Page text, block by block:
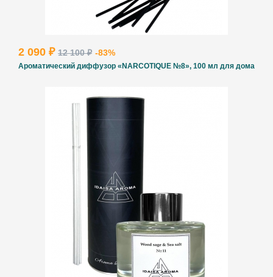
2 090 ₽ 12 100 ₽ -83%
Ароматический диффузор «NARCOTIQUE №8», 100 мл для дома